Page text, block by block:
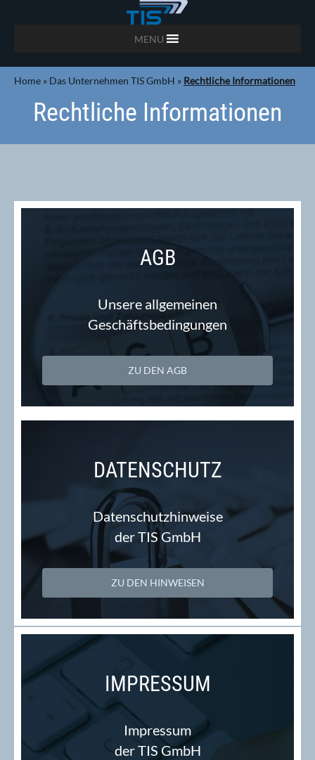
MENU
Home » Das Unternehmen TIS GmbH » Rechtliche Informationen
Rechtliche Informationen
AGB
Unsere allgemeinen
Geschäftsbedingungen
ZU DEN AGB
DATENSCHUTZ
Datenschutzhinweise
der TIS GmbH
ZU DEN HINWEISEN
IMPRESSUM
Impressum
der TIS GmbH